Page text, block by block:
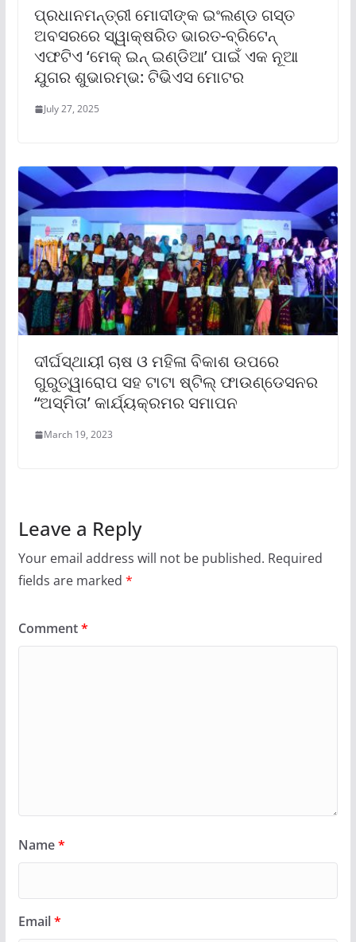
ପ୍ରଧାନମନ୍ତ୍ରୀ ମୋଦୀଙ୍କ ଇଂଲଣ୍ଡ ଗସ୍ତ
ଅବସରରେ ସ୍ୱାକ୍ଷରିତ ଭାରତ-ବ୍ରିଟେନ୍
ଏଫଟିଏ ‘ମେକ୍ ଇନ୍ ଇଣ୍ଡିଆ’ ପାଇଁ ଏକ ନୂଆ
ଯୁଗର ଶୁଭାରମ୍ଭ: ଟିଭିଏସ ମୋଟର
July 27, 2025
ଦୀର୍ଘସ୍ଥାୟୀ ଚାଷ ଓ ମହିଳା ବିକାଶ ଉପରେ
ଗୁରୁତ୍ୱାରୋପ ସହ ଟାଟା ଷ୍ଟିଲ୍ ଫାଉଣ୍ଡେସନର
“ଅସ୍ମିତା’ କାର୍ଯ୍ୟକ୍ରମର ସମାପନ
March 19, 2023
Leave a Reply
Your email address will not be published. Required
fields are marked *
Comment*
Name*
Email*